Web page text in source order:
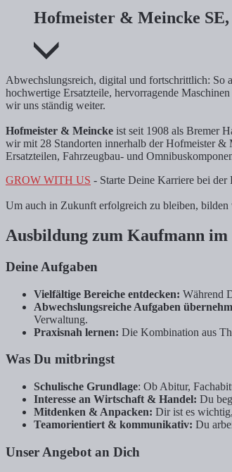
Hofmeister & Meincke SE,
Abwechslungsreich, digital und fortschrittlich: So
hochwertige Ersatzteile, hervorragende
wir uns ständig weiter.
Hofmeister & Meincke ist seit 1908 als Bremer
wir mit 28 Standorten innerhalb der Hofmeister
Ersatzteilen, Fahrzeugbau- und
GROW WITH US - Starte Deine Karriere bei
Um auch in Zukunft erfolgreich zu bleiben, bilden
Ausbildung zum Kaufmann im
Deine Aufgaben
Vielfältige Bereiche entdecken: Während
Abwechslungsreiche Aufgaben
Verwaltung.
Praxisnah lernen: Die Kombination aus
Was Du mitbringst
Schulische Grundlage: Ob Abitur,
Interesse an Wirtschaft & Handel: Du
Mitdenken & Anpacken: Dir ist es
Teamorientiert & kommunikativ: Du
Unser Angebot an Dich